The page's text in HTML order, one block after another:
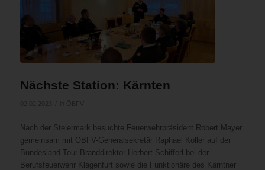
Nächste Station: Kärnten
Nach der Steiermark besuchte Feuerwehrpräsident Robert Mayer
gemeinsam mit ÖBFV-Generalsekretär Raphael Koller auf der
Bundesland-Tour Branddirektor Herbert Schifferl bei der
Berufsfeuerwehr Klagenfurt sowie die Funktionäre des Kärntner